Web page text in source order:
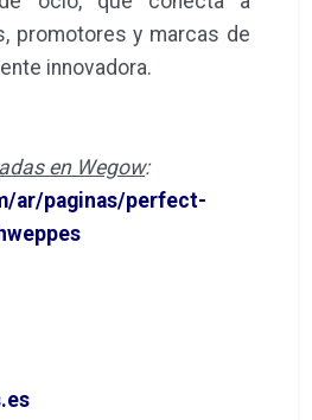
promotores y marcas de
innovadora.
en Wegow:
ar/paginas/perfect-